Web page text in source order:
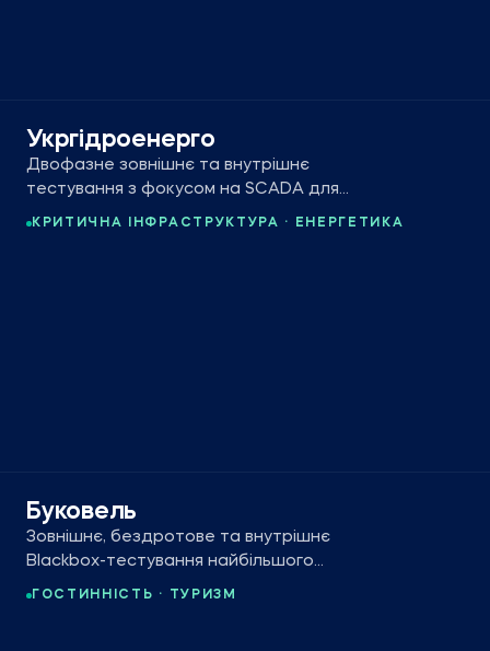
Укргідроенерго
Двофазне зовнішнє та внутрішнє
тестування з фокусом на SCADA для
найбільшого гідроенергетичного
КРИТИЧНА ІНФРАСТРУКТУРА · ЕНЕРГЕТИКА
Буковель
Зовнішнє, бездротове та внутрішнє
Blackbox-тестування найбільшого
гірськолижного курорту Східної Європи.
ГОСТИННІСТЬ · ТУРИЗМ